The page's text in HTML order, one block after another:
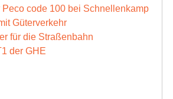
Peco code 100 bei Schnellenkamp
Güterverkehr
für die Straßenbahn
der GHE